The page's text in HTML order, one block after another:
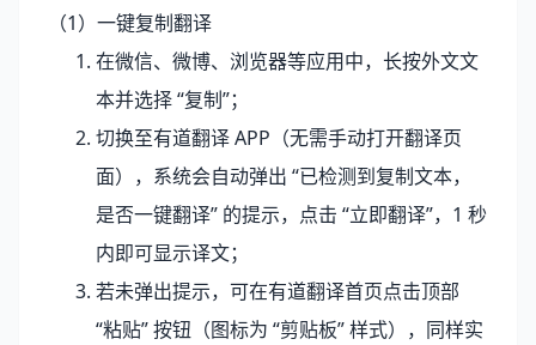
（1）一键复制翻译
在微信、微博、浏览器等应用中，长按外文文
本并选择 “复制”；
切换至有道翻译 APP（无需手动打开翻译页
面），系统会自动弹出 “已检测到复制文本，
是否一键翻译” 的提示，点击 “立即翻译”，1 秒
内即可显示译文；
若未弹出提示，可在有道翻译首页点击顶部
“粘贴” 按钮（图标为 “剪贴板” 样式），同样实